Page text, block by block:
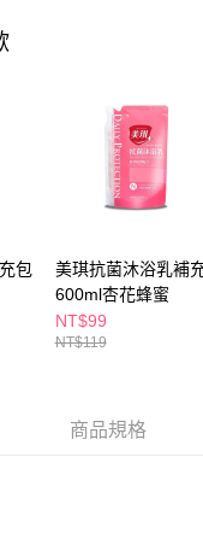
AFTEE先享後付 」之結帳頁
需取消欲退款等相關疑問，請
份有限公司提供之「AFTEE
範圍內提供個人資料，並將
有限公司。
事宜，請瀏覽以下網址：
若未經同意申辦者引起之損
後付」時，將依據個別帳號之
額度；若仍有額度不足之情形
含以上)免運費
含以上)免運費
(由倉庫統一出貨)
包
美琪抗菌沐浴乳補
600ml杏花蜂蜜
NT$99
NT$119
商品規格